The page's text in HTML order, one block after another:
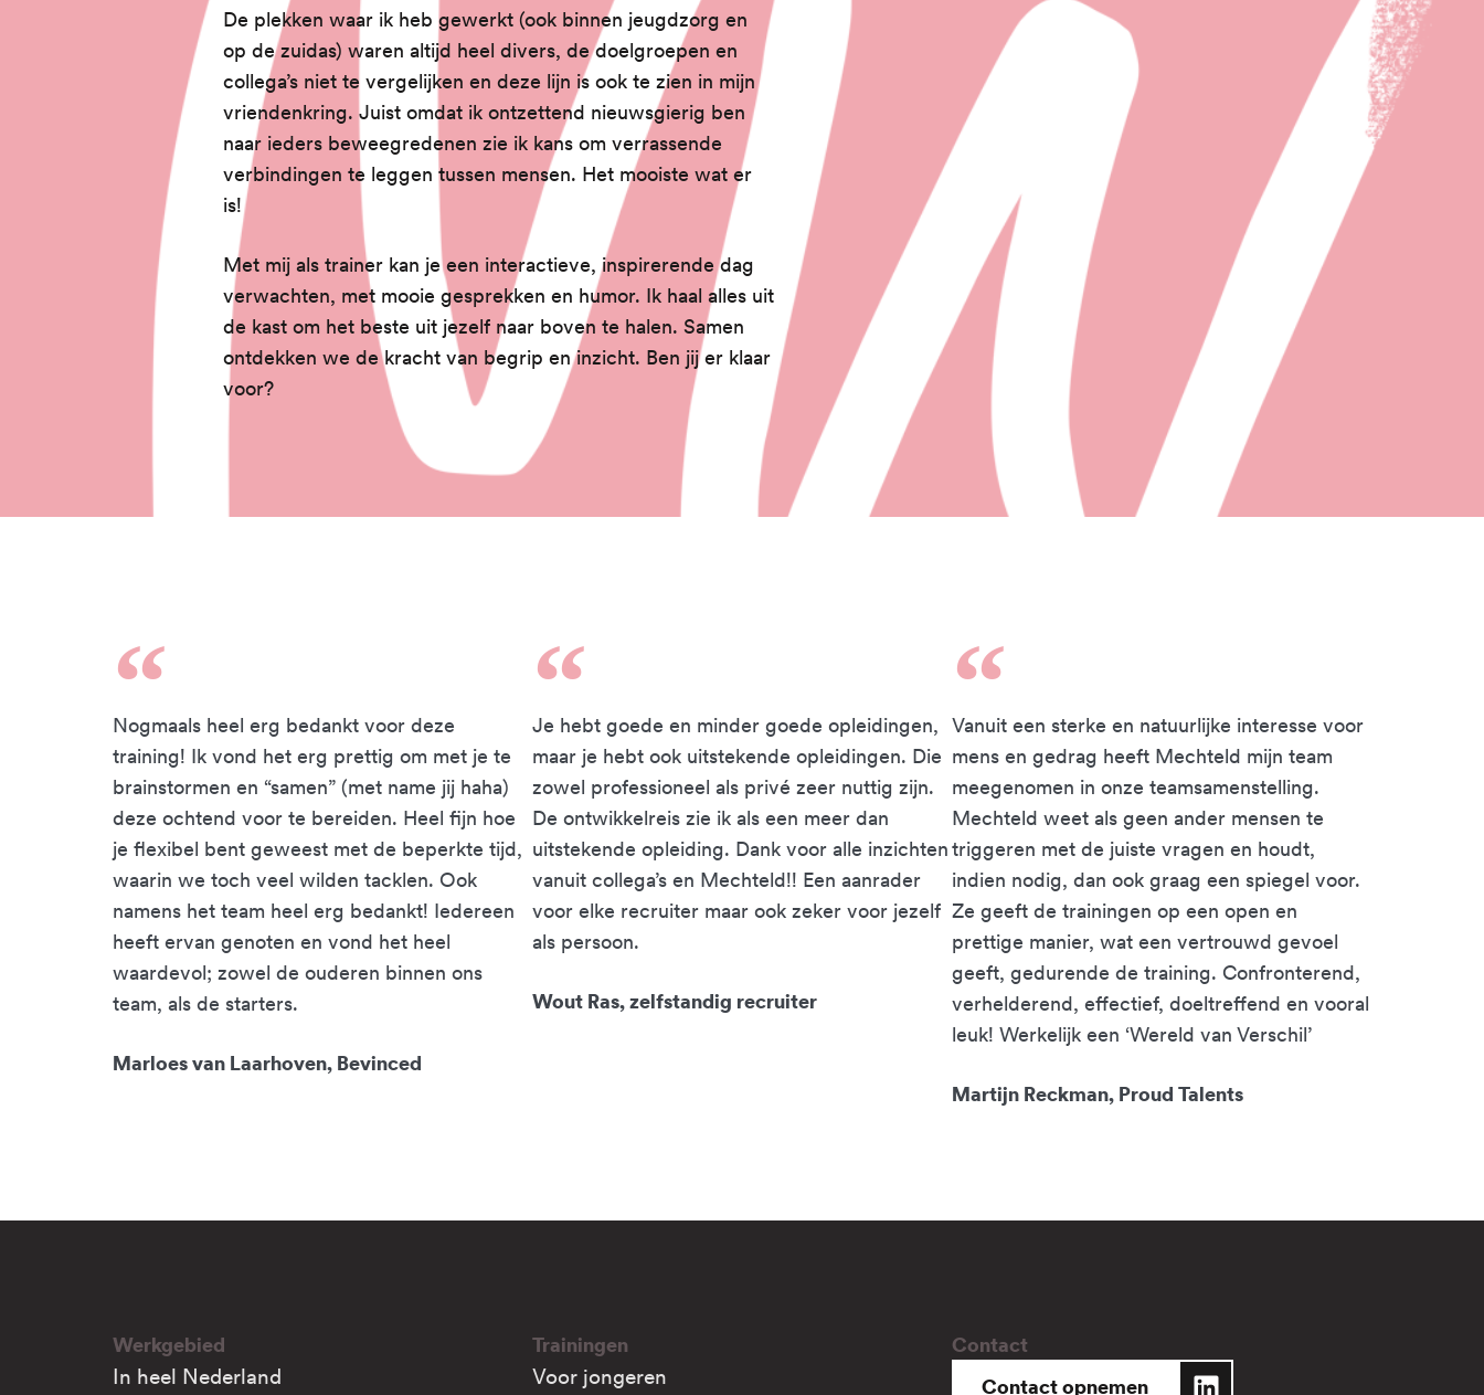
De plekken waar ik heb gewerkt (ook binnen jeugdzorg en
op de zuidas) waren altijd heel divers, de doelgroepen en
collega’s niet te vergelijken en deze lijn is ook te zien in mijn
vriendenkring. Juist omdat ik ontzettend nieuwsgierig ben
naar ieders beweegredenen zie ik kans om verrassende
verbindingen te leggen tussen mensen. Het mooiste wat er
is!
Met mij als trainer kan je een interactieve, inspirerende dag
verwachten, met mooie gesprekken en humor. Ik haal alles uit
de kast om het beste uit jezelf naar boven te halen. Samen
ontdekken we de kracht van begrip en inzicht. Ben jij er klaar
voor?
Nogmaals heel erg bedankt voor deze
training! Ik vond het erg prettig om met je te
brainstormen en “samen” (met name jij haha)
deze ochtend voor te bereiden. Heel fijn hoe
je flexibel bent geweest met de beperkte tijd,
waarin we toch veel wilden tacklen. Ook
namens het team heel erg bedankt! Iedereen
heeft ervan genoten en vond het heel
waardevol; zowel de ouderen binnen ons
team, als de starters.
Marloes van Laarhoven, Bevinced
Je hebt goede en minder goede opleidingen,
maar je hebt ook uitstekende opleidingen. Die
zowel professioneel als privé zeer nuttig zijn.
De ontwikkelreis zie ik als een meer dan
uitstekende opleiding. Dank voor alle inzichten
vanuit collega’s en Mechteld!! Een aanrader
voor elke recruiter maar ook zeker voor jezelf
als persoon.
Wout Ras, zelfstandig recruiter
Vanuit een sterke en natuurlijke interesse voor
mens en gedrag heeft Mechteld mijn team
meegenomen in onze teamsamenstelling.
Mechteld weet als geen ander mensen te
triggeren met de juiste vragen en houdt,
indien nodig, dan ook graag een spiegel voor.
Ze geeft de trainingen op een open en
prettige manier, wat een vertrouwd gevoel
geeft, gedurende de training. Confronterend,
verhelderend, effectief, doeltreffend en vooral
leuk! Werkelijk een ‘Wereld van Verschil’
Martijn Reckman, Proud Talents
Werkgebied
In heel Nederland
Trainingen
Voor jongeren
Contact
Contact opnemen